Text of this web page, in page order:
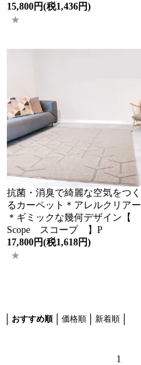
15,800円(税1,436円)
抗菌・消臭で綺麗な空気をつく
るカーペット＊アレルクリアー
＊ギミックな幾何デザイン【
Scope スコープ 】P
17,800円(税1,618円)
おすすめ順 価格順 新着順
1